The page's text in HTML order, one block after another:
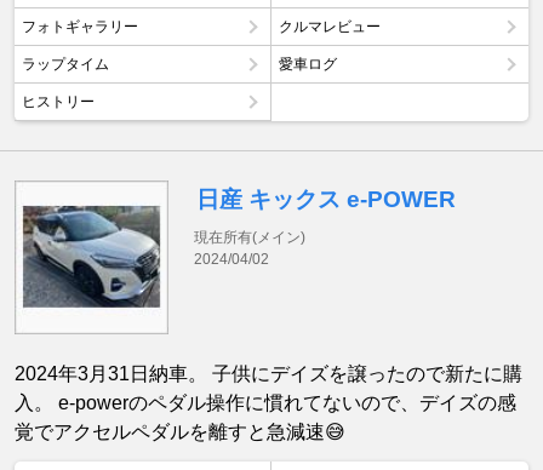
フォトギャラリー クルマレビュー
ラップタイム 愛車ログ
ヒストリー
日産 キックス e-POWER
現在所有(メイン)
2024/04/02
2024年3月31日納車。 子供にデイズを譲ったので新たに購
入。 e-powerのペダル操作に慣れてないので、デイズの感
覚でアクセルペダルを離すと急減速😅